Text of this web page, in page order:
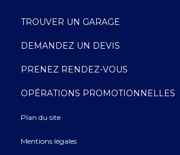
TROUVER UN GARAGE
DEMANDEZ UN DEVIS
PRENEZ RENDEZ-VOUS
OPÉRATIONS PROMOTIONNELLES
Plan du site
Mentions légales